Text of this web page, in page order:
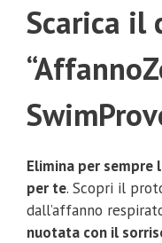
Scarica il
Elimina per sempre
per te. Scopri il
dall’affanno
nuotata con il